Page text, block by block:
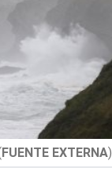
FUENTE EXTERNA)